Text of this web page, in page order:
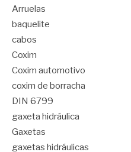
Arruelas
baquelite
cabos
Coxim
Coxim automotivo
coxim de borracha
DIN 6799
gaxeta hidráulica
Gaxetas
gaxetas hidráulicas